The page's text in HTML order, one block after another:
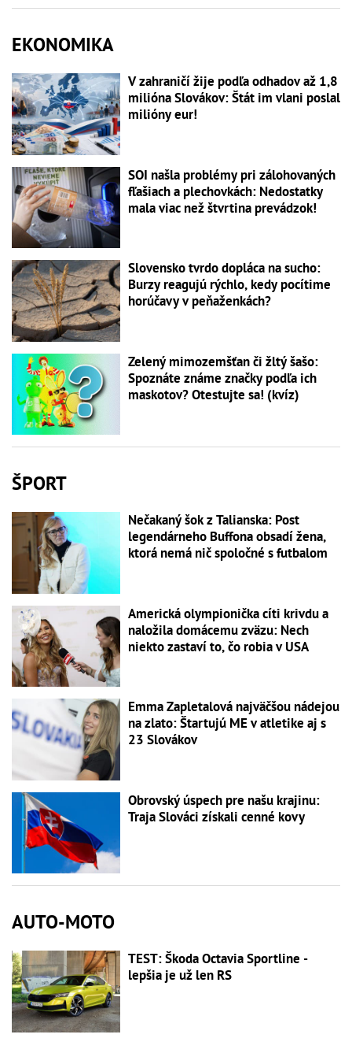
EKONOMIKA
V zahraničí žije podľa odhadov až 1,8
milióna Slovákov: Štát im vlani poslal
milióny eur!
SOI našla problémy pri zálohovaných
fľašiach a plechovkách: Nedostatky
mala viac než štvrtina prevádzok!
Slovensko tvrdo dopláca na sucho:
Burzy reagujú rýchlo, kedy pocítime
horúčavy v peňaženkách?
Zelený mimozemšťan či žltý šašo:
Spoznáte známe značky podľa ich
maskotov? Otestujte sa! (kvíz)
ŠPORT
Nečakaný šok z Talianska: Post
legendárneho Buffona obsadí žena,
ktorá nemá nič spoločné s futbalom
Americká olympionička cíti krivdu a
naložila domácemu zväzu: Nech
niekto zastaví to, čo robia v USA
Emma Zapletalová najväčšou nádejou
na zlato: Štartujú ME v atletike aj s
23 Slovákov
Obrovský úspech pre našu krajinu:
Traja Slováci získali cenné kovy
AUTO-MOTO
TEST: Škoda Octavia Sportline -
lepšia je už len RS